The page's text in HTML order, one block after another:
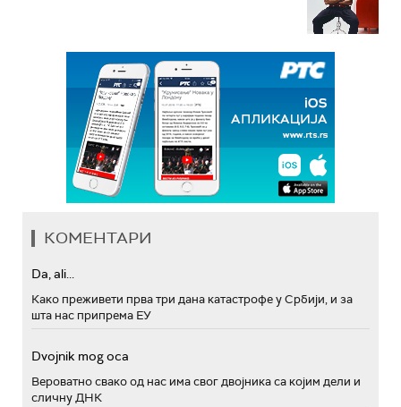
КОМЕНТАРИ
Da, ali...
Како преживети прва три дана катастрофе у Србији, и за
шта нас припрема ЕУ
Dvojnik mog oca
Вероватно свако од нас има свог двојника са којим дели и
сличну ДНК